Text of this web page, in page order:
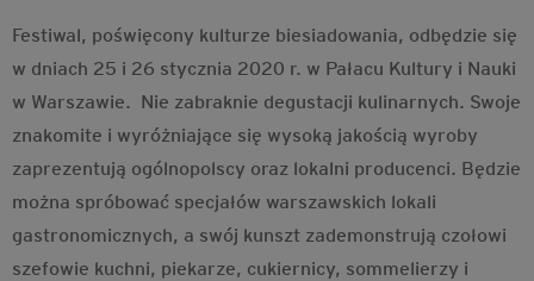
Festiwal, poświęcony kulturze biesiadowania, odbędzie się
w dniach 25 i 26 stycznia 2020 r. w Pałacu Kultury i Nauki
w Warszawie. Nie zabraknie degustacji kulinarnych. Swoje
znakomite i wyróżniające się wysoką jakością wyroby
zaprezentują ogólnopolscy oraz lokalni producenci. Będzie
można spróbować specjałów warszawskich lokali
gastronomicznych, a swój kunszt zademonstrują czołowi
szefowie kuchni, piekarze, cukiernicy, sommelierzy i